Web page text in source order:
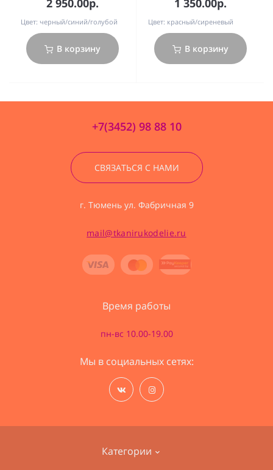
Цвет: черный/синий/голубой
В корзину
1 350.00р.
Цвет: красный/сиреневый
В корзину
+7(3452) 98 88 10
СВЯЗАТЬСЯ С НАМИ
г. Тюмень ул. Фабричная 9
mail@tkanirukodelie.ru
Категории
Время работы
пн-вс 10.00-19.00
Мы в социальных сетях: